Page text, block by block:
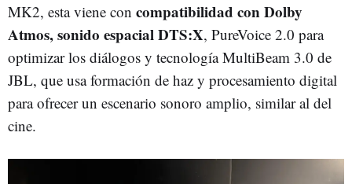
MK2, esta viene con compatibilidad con Dolby
Atmos, sonido espacial DTS:X, PureVoice 2.0 para
optimizar los diálogos y tecnología MultiBeam 3.0 de
JBL, que usa formación de haz y procesamiento digital
para ofrecer un escenario sonoro amplio, similar al del
cine.